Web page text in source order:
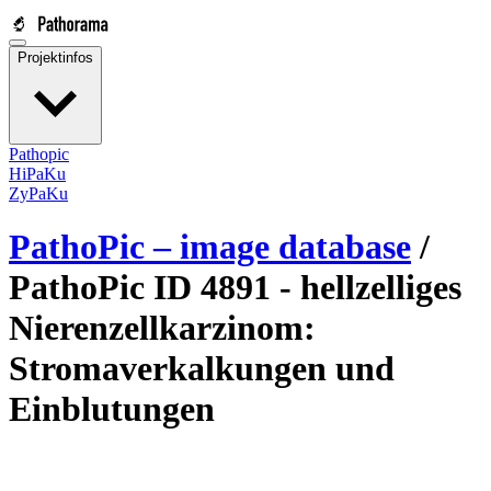
Projektinfos
Pathopic
HiPaKu
ZyPaKu
PathoPic – image database /
PathoPic ID 4891 - hellzelliges
Nierenzellkarzinom:
Stromaverkalkungen und
Einblutungen